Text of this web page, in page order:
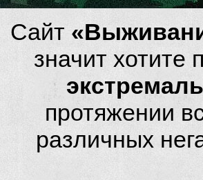
Сайт
значит
протяжении
различных